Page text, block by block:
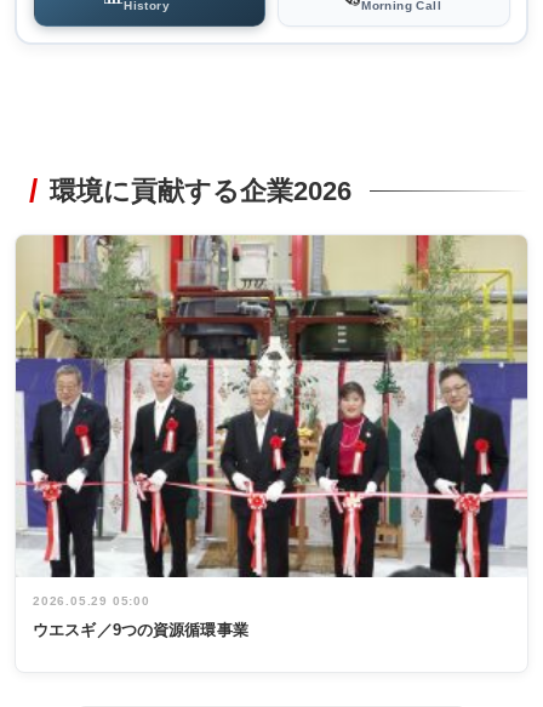
History Morning Call
環境に貢献する企業2026
2026.05.29 05:00
ウエスギ／9つの資源循環事業